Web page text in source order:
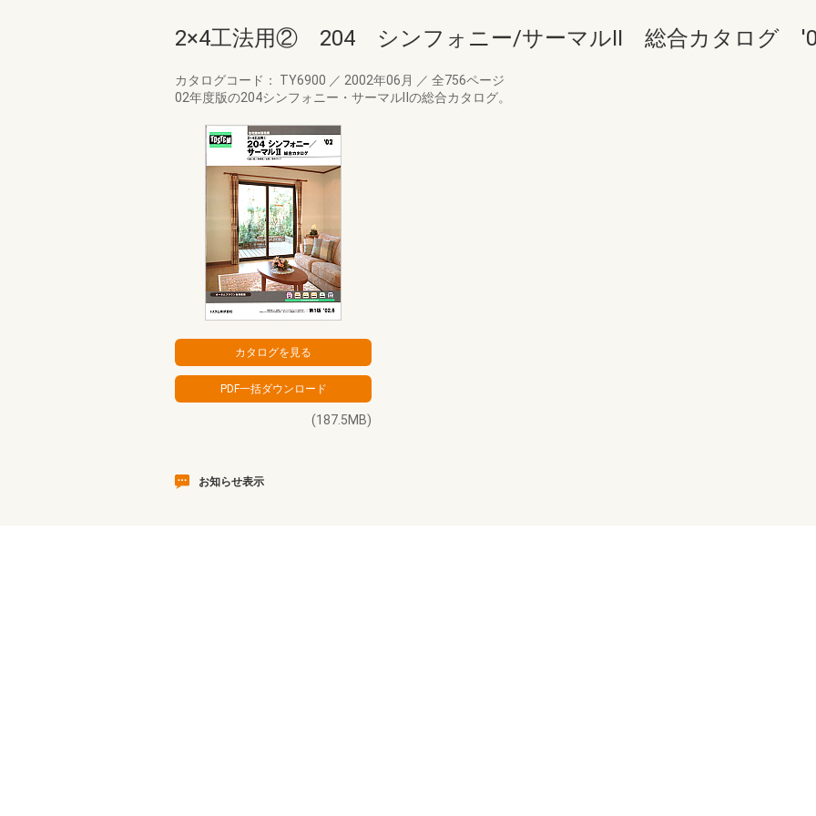
2×4工法用② 204 シンフォニー/サーマルⅡ 総合カタログ
カタログコード： TY6900 ／ 2002年06月 ／ 全756ページ
02年度版の204シンフォニー・サーマルⅡの総合カタログ。
(187.5MB)
お知らせ表示